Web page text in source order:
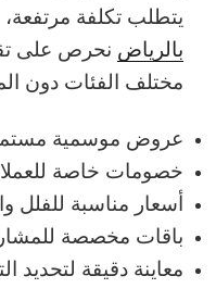
يتطلب تكلفة مرتفعة،
بالرياض نحرص على
مختلف الفئات دون
عروض موسمية
خصومات خاصة
أسعار مناسبة للفلل
باقات مخصصة
معاينة دقيقة لتحديد